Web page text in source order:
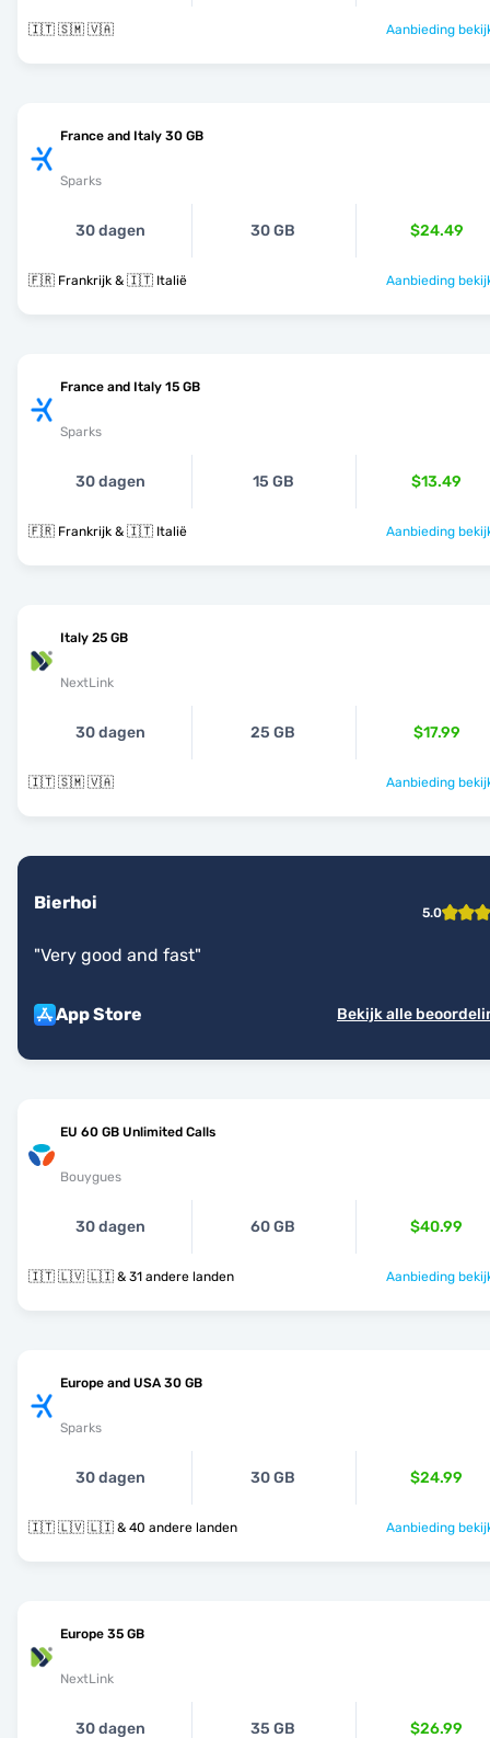
🇮🇹 🇸🇲 🇻🇦 Aanbieding
France and Italy 30 GB
Sparks
30 dagen 30 GB $24.49
🇫🇷 Frankrijk & 🇮🇹 Italië Aanbieding
France and Italy 15 GB
Sparks
30 dagen 15 GB $13.49
🇫🇷 Frankrijk & 🇮🇹 Italië Aanbieding
Italy 25 GB
NextLink
30 dagen 25 GB $17.99
🇮🇹 🇸🇲 🇻🇦 Aanbieding
Bierhoi 5.0
"Very good and fast"
App Store Bekijk alle
EU 60 GB Unlimited Calls
Bouygues
30 dagen 60 GB $40.99
🇮🇹 🇱🇻 🇱🇮 & 31 andere landen Aanbieding
Europe and USA 30 GB
Sparks
30 dagen 30 GB $24.99
🇮🇹 🇱🇻 🇱🇮 & 40 andere landen Aanbieding
Europe 35 GB
NextLink
30 dagen 35 GB $26.99